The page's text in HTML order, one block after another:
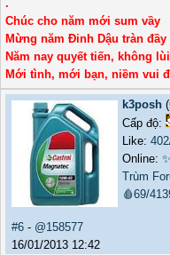
.
Chúc cho năm mới sum vầy
Mừng năm Đinh Dậu tràn
Năm nay quyết tiến, không lùi
Mới tình, mới bạn, niềm vui
k3posh (
Cấp độ:
Like: 402
Online:
Trùm
🩸69/
#6 - @158577
16/01/2013 12:42